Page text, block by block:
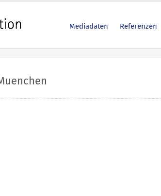
Mediadaten Referenzen